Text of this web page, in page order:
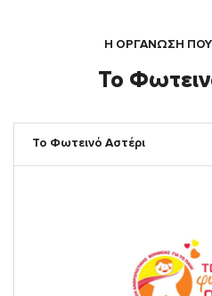
Η ΟΡΓΆΝΩΣΗ ΠΟΥ
Το
Το Φωτεινό Αστέρι